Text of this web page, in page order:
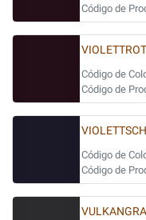
Código de
VIOLETTROT
Código de
Código de
Código de
Código de